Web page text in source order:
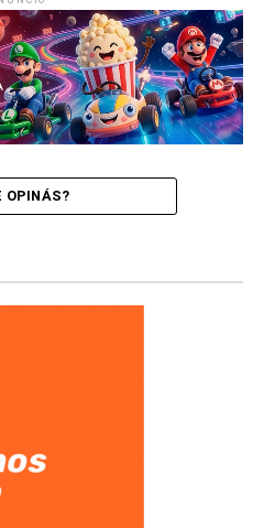
OPINÁS?